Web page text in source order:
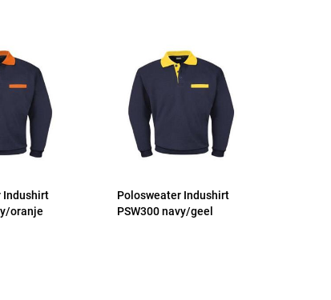
Indushirt
oranje
Polosweater Indushirt
PSW300 navy/geel